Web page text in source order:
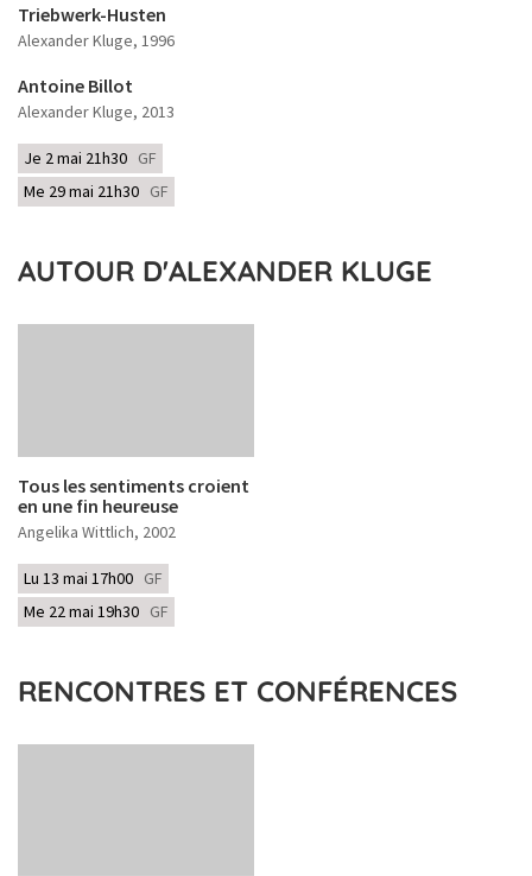
Triebwerk-Husten
Alexander Kluge, 1996
Antoine Billot
Alexander Kluge, 2013
Je 2 mai 21h30 GF
Me 29 mai 21h30 GF
AUTOUR D'ALEXANDER KLUGE
Tous les sentiments croient
en une fin heureuse
Angelika Wittlich, 2002
Lu 13 mai 17h00 GF
Me 22 mai 19h30 GF
RENCONTRES ET CONFÉRENCES